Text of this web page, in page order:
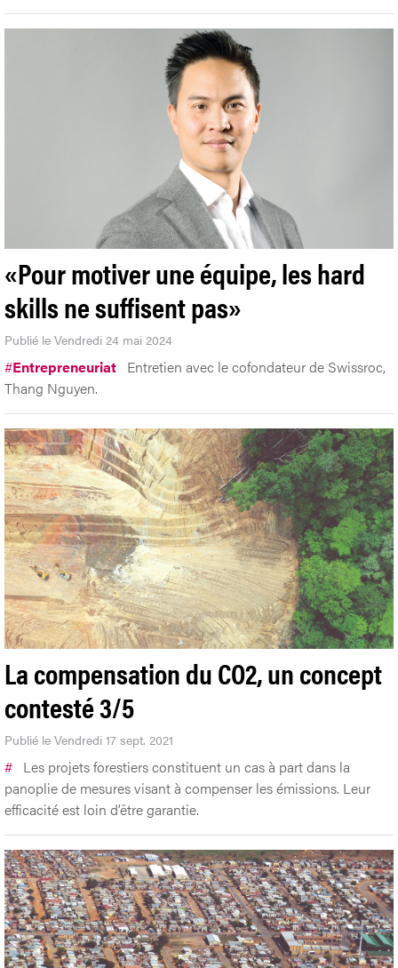
«Pour motiver une équipe, les hard
skills ne suffisent pas»
Publié le Vendredi 24 mai 2024
#Entrepreneuriat Entretien avec le cofondateur de Swissroc,
Thang Nguyen.
La compensation du CO2, un concept
contesté 3/5
Publié le Vendredi 17 sept. 2021
# Les projets forestiers constituent un cas à part dans la
panoplie de mesures visant à compenser les émissions. Leur
efficacité est loin d’être garantie.